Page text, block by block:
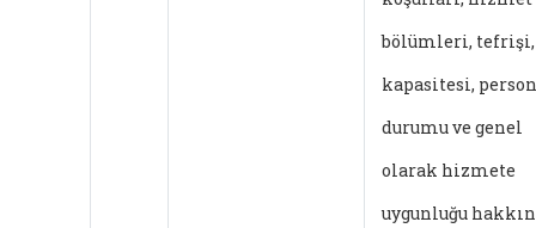
bölümleri, tefrişi,
kapasitesi,
durumu ve genel
olarak hizmete
uygunluğu